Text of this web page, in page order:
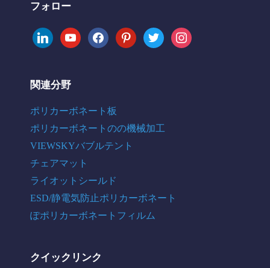
フォロー
linkedinyoutubefacebookpinteresttwitter instagram
関連分野
ポリカーボネート板
ポリカーボネートのの機械加工
VIEWSKYバブルテント
チェアマット
ライオットシールド
ESD/静電気防止ポリカーボネート
ぽポリカーボネートフィルム
クイックリンク